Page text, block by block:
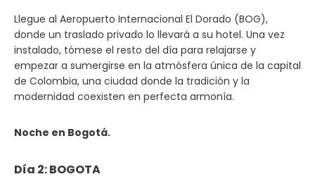
Llegue al Aeropuerto Internacional El Dorado (BOG),
donde un traslado privado lo llevará a su hotel. Una vez
instalado, tómese el resto del día para relajarse y
empezar a sumergirse en la atmósfera única de la capital
de Colombia, una ciudad donde la tradición y la
modernidad coexisten en perfecta armonía.
Noche en Bogotá.
Día 2: BOGOTA